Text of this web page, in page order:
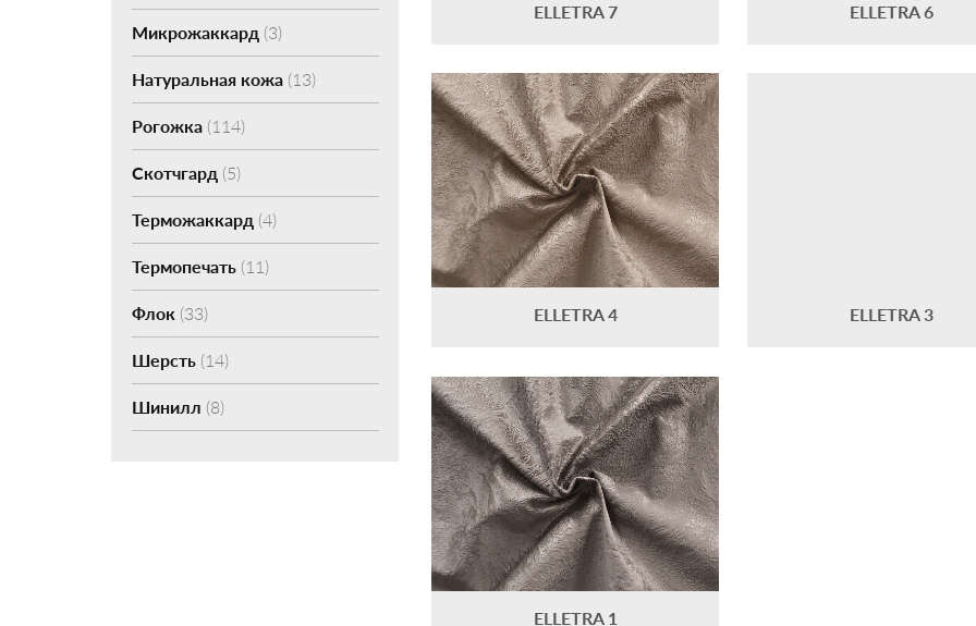
Микрожаккард (3)
Натуральная кожа(13)
Рогожка(114)
Скотчгард (5)
Терможаккард (4)
Термопечать(11)
Флок (33)
Шерсть(14)
Шинилл (8)
ELLETRA 7 ELLETRA 6
ELLETRA 4 ELLETRA 3
ELLETRA 1